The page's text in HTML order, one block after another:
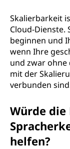
Skalierbarkeit
Cloud-Dienste.
beginnen und
wenn Ihre
und zwar ohne
mit der
verbunden
Würde die
helfen?